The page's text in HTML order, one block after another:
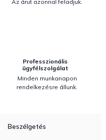
Az árut azonnal feladjuk.
Professzionális
ügyfélszolgálat
Minden munkanapon
rendelkezésre állunk.
Beszélgetés